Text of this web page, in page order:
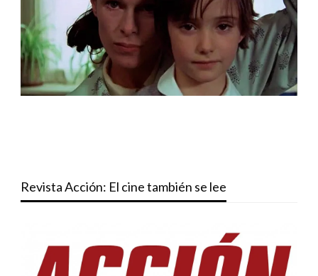
Revista Acción: El cine también se lee